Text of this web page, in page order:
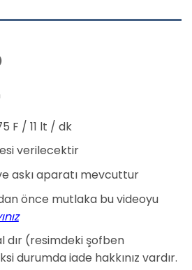
F / 11 lt / dk
verilecektir
askı aparatı mevcuttur
önce mutlaka bu videoyu
dır (resimdeki şofben
durumda iade hakkınız vardır.